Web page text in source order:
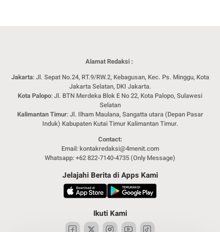
Alamat Redaksi :
Jakarta: Jl. Sepat No.24, RT.9/RW.2, Kebagusan, Kec. Ps. Minggu, Kota
Jakarta Selatan, DKI Jakarta.
Kota Palopo: Jl. BTN Merdeka Blok E No 22, Kota Palopo, Sulawesi
Selatan
Kalimantan Timur: Jl. Ilham Maulana, Sangatta utara (Depan Pasar
Induk) Kabupaten Kutai Timur Kalimantan Timur.
Contact:
Email: kontakredaksi@4menit.com
Whatsapp: +62 822-7140-4735 (Only Message)
Jelajahi Berita di Apps Kami
Ikuti Kami